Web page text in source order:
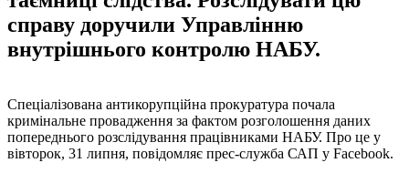
справу доручили Управлінню
внутрішнього контролю НАБУ.
Спеціалізована антикорупційна прокуратура почала
кримінальне провадження за фактом розголошення даних
попереднього розслідування працівниками НАБУ. Про це у
вівторок, 31 липня, повідомляє прес-служба САП у Facebook.